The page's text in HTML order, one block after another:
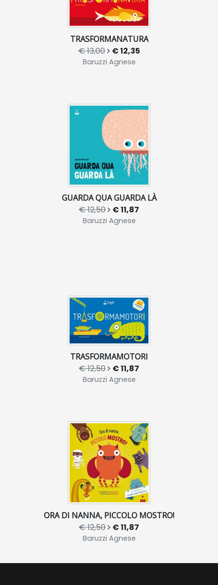
TRASFORMANATURA
€ 13,00 € 12,35
Baruzzi Agnese
GUARDA QUA GUARDA LÀ
€ 12,50 € 11,87
Baruzzi Agnese
TRASFORMAMOTORI
€ 12,50 € 11,87
Baruzzi Agnese
ORA DI NANNA, PICCOLO MOSTRO!
€ 12,50 € 11,87
Baruzzi Agnese